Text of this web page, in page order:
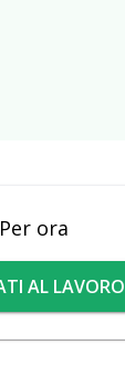
ora
AL LAVORO